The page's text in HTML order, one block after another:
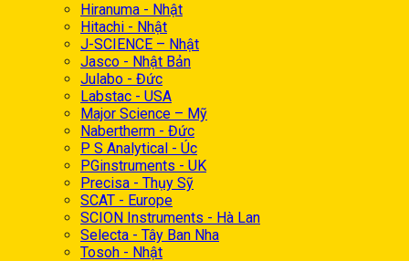
Hiranuma - Nhật
Hitachi - Nhật
J-SCIENCE – Nhật
Jasco - Nhật Bản
Julabo - Đức
Labstac - USA
Major Science – Mỹ
Nabertherm - Đức
P S Analytical - Úc
PGinstruments - UK
Precisa - Thụy Sỹ
SCAT - Europe
SCION Instruments - Hà Lan
Selecta - Tây Ban Nha
Tosoh - Nhật